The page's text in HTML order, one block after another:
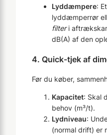
Lyddæmpere:
lyddæmperrør
filteri
dB(A) af den
4. Quick-tjek af
Før du køber,
Kapacitet: Skal
behov (m³/t).
Lydniveau:
(normal drift) er